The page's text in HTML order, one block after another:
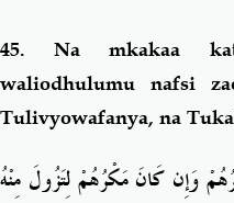
45. Na mkakaa
waliodhulumu nafsi
Tulivyowafanya, na
وَإِن كَانَ مَكْرُهُمْ لِتَزُولَ مِنْهُ